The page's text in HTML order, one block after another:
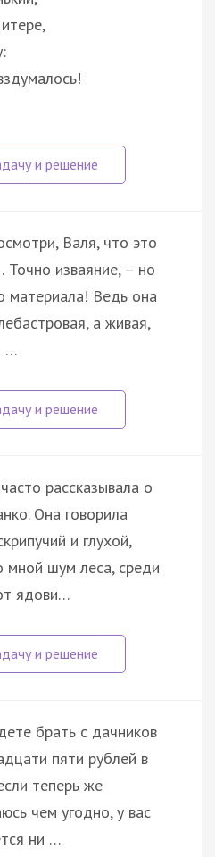
Валя, что это
изваяние, – но
материала! Ведь она
а живая,
…
рассказывала о
Она говорила
и глухой,
мной шум леса, среди
ядови…
брать с дачников
пяти рублей в
теперь же
чем угодно, у вас
ни …